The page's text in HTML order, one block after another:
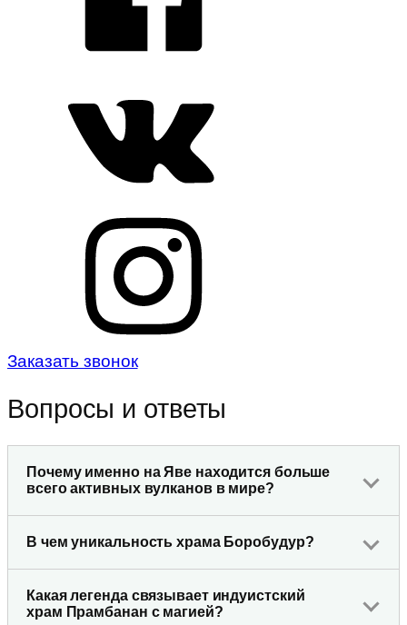
Заказать звонок
Вопросы и ответы
Почему именно на Яве находится больше
всего активных вулканов в мире?
В чем уникальность храма Боробудур?
Какая легенда связывает индуистский
храм Прамбанан с магией?